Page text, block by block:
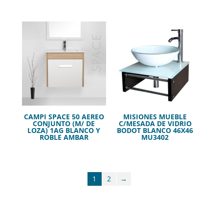
CAMPI SPACE 50 AEREO
CONJUNTO (M/ DE
LOZA) 1AG BLANCO Y
ROBLE AMBAR
MISIONES MUEBLE
C/MESADA DE VIDRIO
BODOT BLANCO 46X46
MU3402
1 2 →